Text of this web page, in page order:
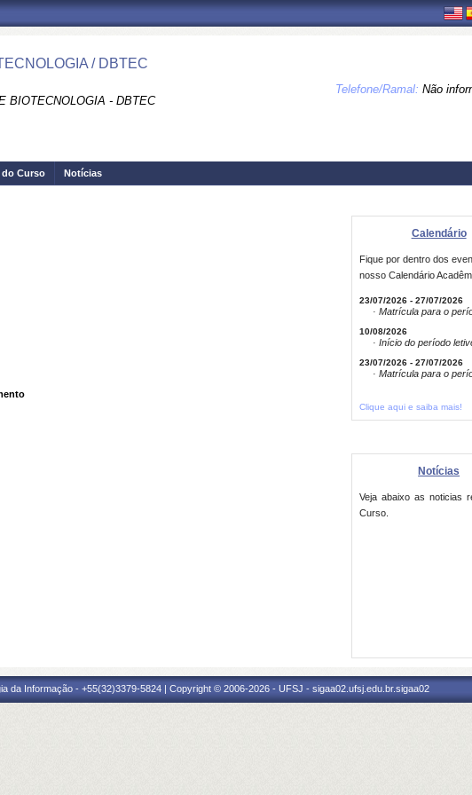
/ DBTEC
BIOTECNOLOGIA - DBTEC
Telefone/Ramal: Não
Curso Notícias
Calendário
Fique por dentro dos
nosso Calendário
23/07/2026 - 27/07/2026
· Matrícula para o
10/08/2026
· Início do período
23/07/2026 - 27/07/2026
· Matrícula para o
Clique aqui e saiba mais!
Notícias
Veja abaixo as noticias
Curso.
da Informação - +55(32)3379-5824 | Copyright © 2006-2026 - UFSJ - sigaa02.ufsj.edu.br.sigaa02